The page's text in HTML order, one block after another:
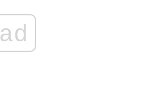
ad